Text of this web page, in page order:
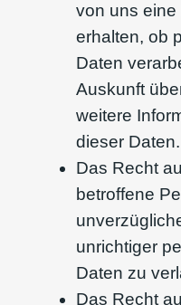
von uns eine
erhalten, ob
Daten
Auskunft
weitere
dieser Daten.
Das Recht
betroffene
unrichtiger
Daten zu
Das Recht